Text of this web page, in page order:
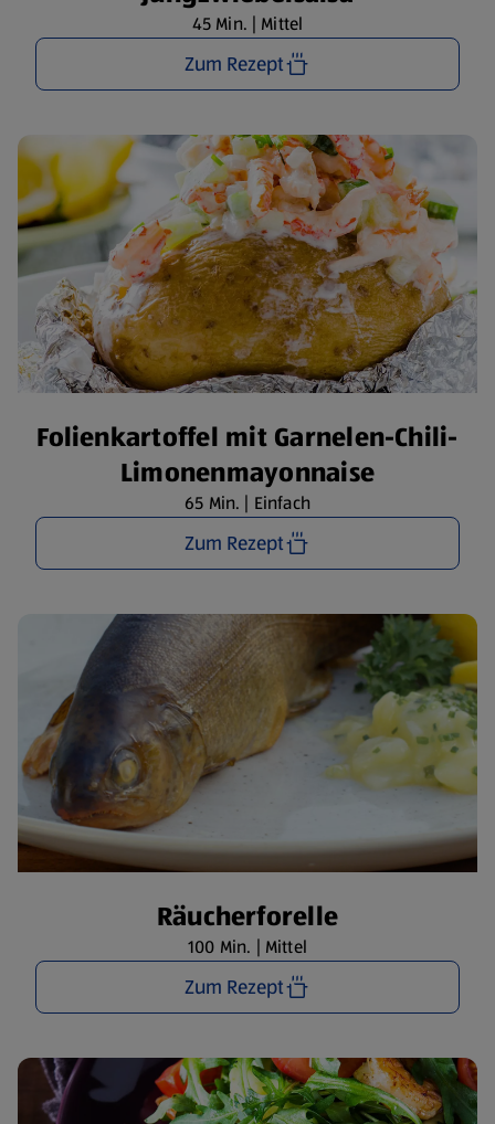
45 Min. | Mittel
Zum Rezept
Folienkartoffel mit Garnelen-Chili-
Limonenmayonnaise
65 Min. | Einfach
Zum Rezept
Räucherforelle
100 Min. | Mittel
Zum Rezept